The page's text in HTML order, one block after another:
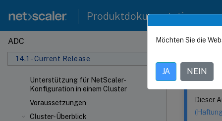
Produktdokumentation
ADC
14.1 - Current Release
Unterstützung für NetScaler-
Konfiguration in einem Cluster
Voraussetzungen
Cluster-Überblick
Dieser Inhalt
Dieser
Möchten Sie die
JA NEIN